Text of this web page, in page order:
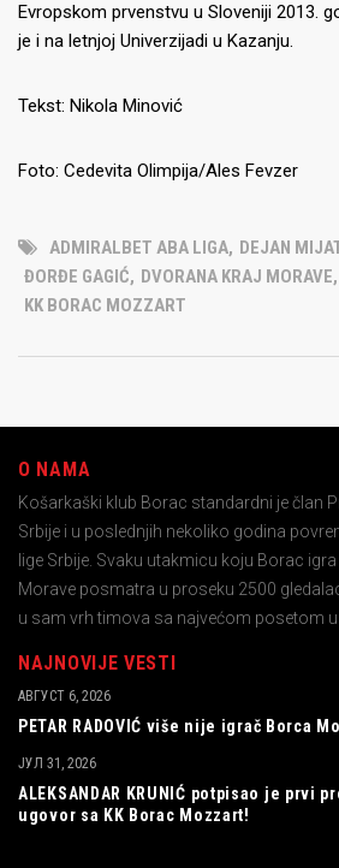
Evropskom prvenstvu u Sloveniji 2013.
je i na letnjoj Univerzijadi u Kazanju.
Tekst: Nikola Minović
Foto: Cedevita Olimpija/Ales Fevzer
ADMIRALBET ABA LIGA, DEJAN
ĐORĐE GAGIĆ, DVORANA KRAJ MORAVE,
KK BORAC MOZZART
O NAMA
Košarkaški klub Borac standardni je član
Srbije i u poslednjih nekoliko godina
lige Srbije. Svaku utakmicu koju Borac
Morave posmatra u proseku 2500
u sam vrh timova sa najvećom posetom u
NAJNOVIJE VESTI
PETAR RADOVIĆ više nije igrač Borca
АВГУСТ 6, 2026
ALEKSANDAR KRUNIĆ potpisao je prvi
ugovor sa KK Borac Mozzart!
ЈУЛ 31, 2026